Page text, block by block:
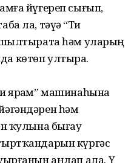
йүгереп сығып,
ла, тәүҙә “Тиҙ
шылтырата һәм уларҙың
көтөп ултыра.
ярҙам” машинаһына
һәм
ҡулына бығау
күргәс
аңлап ала. Үҙ